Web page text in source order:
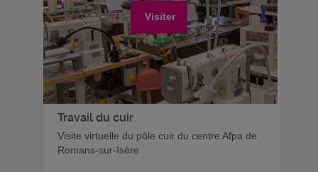
Visiter
Travail du cuir
Visite virtuelle du pôle cuir du centre Afpa de
Romans-sur-Isère